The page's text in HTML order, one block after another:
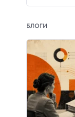
БЛОГИ